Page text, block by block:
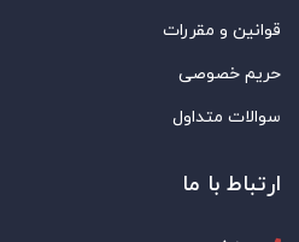
قوانین و مقررات
حریم خصوصی
سوالات متداول
ارتباط با ما